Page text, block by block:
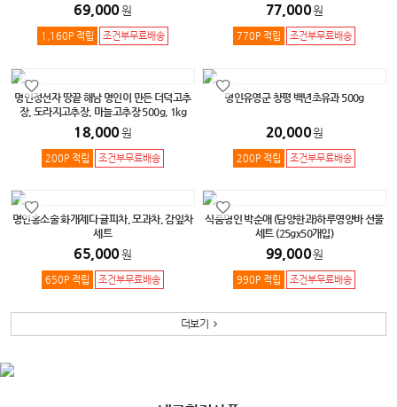
69,000원
1,160P 적립 조건부무료배송
77,000원
770P 적립 조건부무료배송
명인정선자 땅끝 해남 명인이 만든 더덕고추
장, 도라지고추장, 마늘고추장 500g, 1kg
18,000원
200P 적립 조건부무료배송
명인유영군 창평 백년초유과 500g
20,000원
200P 적립 조건부무료배송
명인홍소술 화개제다 귤피차, 모과차, 감잎차
세트
65,000원
650P 적립 조건부무료배송
식품명인 박순애 (담양한과)하루영양바 선물
세트 (25gx50개입)
99,000원
990P 적립 조건부무료배송
더보기